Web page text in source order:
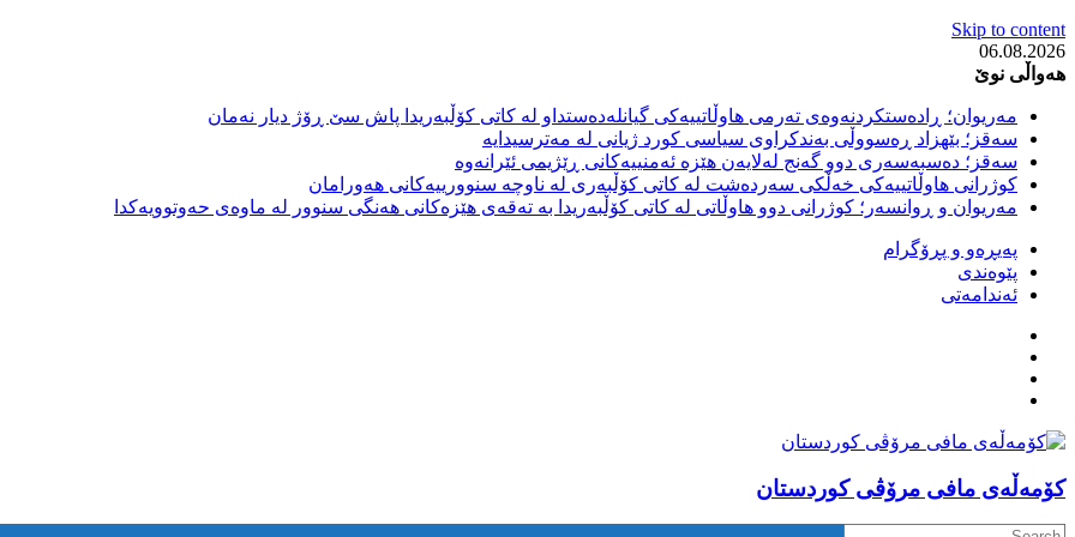
Skip to content
06.08.2026
هەواڵی نوێ
مەریوان؛ ڕادەستکردنەوەی تەرمی هاوڵاتییەکی گیانلەدەستداو لە کاتی کۆڵبەریدا پاش سێ ڕۆژ دیار نەمان
سەقز؛ بێهزاد ڕەسووڵی بەندکراوی سیاسی کورد ژیانی لە مەترسیدایە
سەقز؛ دەسبەسەری دوو گەنج لەلایەن هێزە ئەمنییەکانی ڕێژیمی ئێرانەوە
کوژرانی هاوڵاتییەکی خەڵکی سەردەشت لە کاتی کۆڵبەری لە ناوچە سنوورییەکانی هەورامان
مەریوان و ڕوانسەر؛ کوژرانی دوو هاوڵاتی لە کاتی کۆڵبەریدا بە تەقەی هێزەکانی هەنگی سنوور لە ماوەی حەوتوویەکدا
پەیڕەو و پڕۆگرام
پێوەندی
ئەندامەتی
كۆمه‌ڵه‌ی مافی مرۆڤی کوردستان